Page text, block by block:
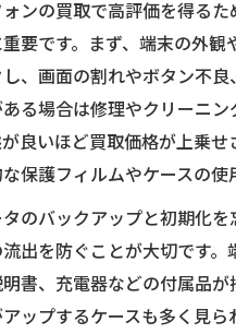
ンの買取で高評価を得る
要です。まず、端末の外観
、画面の割れやボタン不
る場合は修理やクリーニン
良いほど買取価格が上乗せ
保護フィルムやケースの使
のバックアップと初期化を
出を防ぐことが大切です。
書、充電器などの付属品が
ップするケースも多く見ら
お気軽にお問い合わせくだ